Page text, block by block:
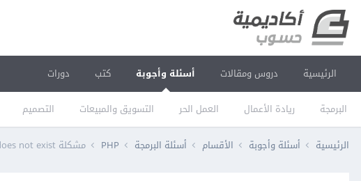
الرئيسية دروس ومقالات أسئلة وأجوبة
البرمجة ريادة الأعمال العمل الحر التسويق والمبيعات التصميم
كتب دورات
الرئيسية أسئلة وأجوبة الأقسام أسئلة البرمجة PHP مشكلة Target class [StudentController] does not exist.